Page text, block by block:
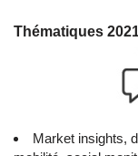
Thématiques
Market insights,